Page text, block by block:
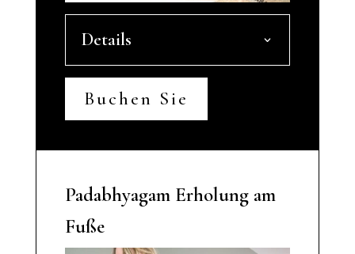
Details
Buchen Sie
Padabhyagam Erholung am
Fuße